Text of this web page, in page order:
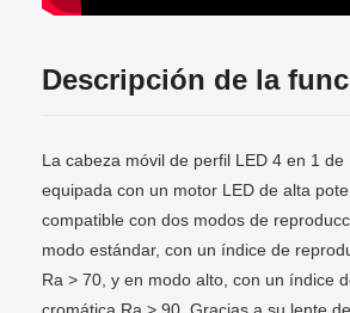
Descripción de la
La cabeza móvil de perfil LED 4 en 1 de
equipada con un motor LED de alta
compatible con dos modos de
modo estándar, con un índice de
Ra > 70, y en modo alto, con un índice